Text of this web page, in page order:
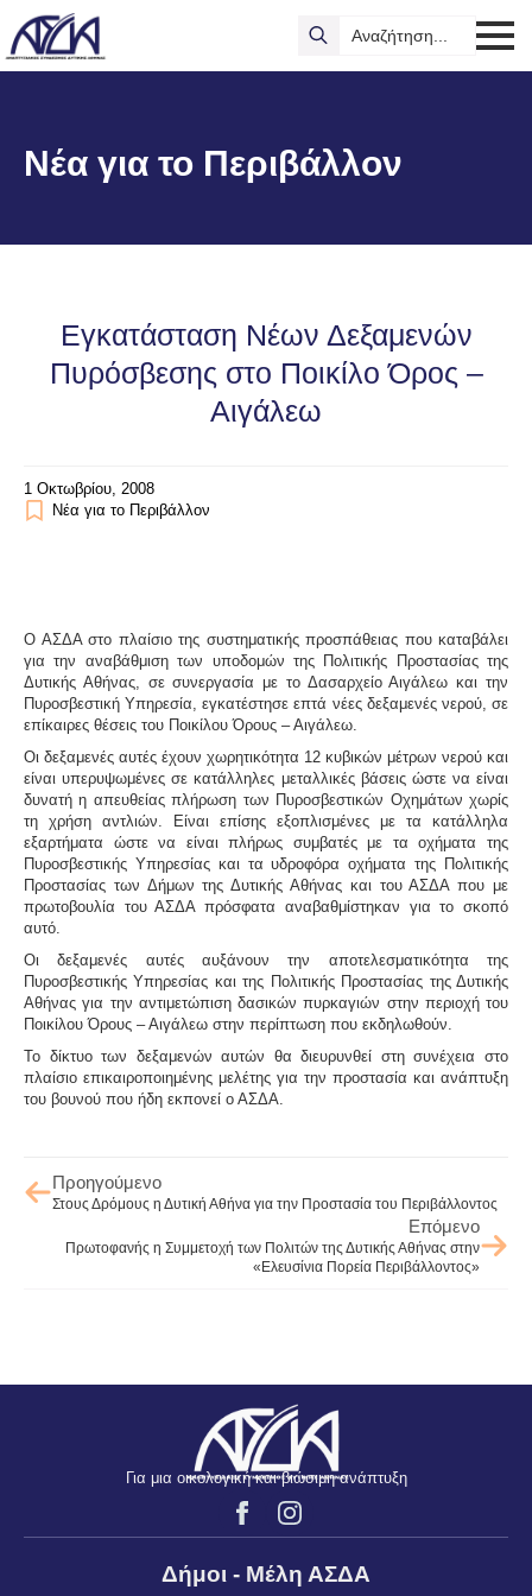
Search
Νέα για το Περιβάλλον
Εγκατάσταση Νέων Δεξαμενών
Πυρόσβεσης στο Ποικίλο Όρος –
Αιγάλεω
1 Οκτωβρίου, 2008
Νέα για το Περιβάλλον
Ο ΑΣΔΑ στο πλαίσιο της συστηματικής προσπάθειας που καταβάλει
για την αναβάθμιση των υποδομών της Πολιτικής Προστασίας της
Δυτικής Αθήνας, σε συνεργασία με το Δασαρχείο Αιγάλεω και την
Πυροσβεστική Υπηρεσία, εγκατέστησε επτά νέες δεξαμενές νερού, σε
επίκαιρες θέσεις του Ποικίλου Όρους – Αιγάλεω.
Οι δεξαμενές αυτές έχουν χωρητικότητα 12 κυβικών μέτρων νερού και
είναι υπερυψωμένες σε κατάλληλες μεταλλικές βάσεις ώστε να είναι
δυνατή η απευθείας πλήρωση των Πυροσβεστικών Οχημάτων χωρίς
τη χρήση αντλιών. Είναι επίσης εξοπλισμένες με τα κατάλληλα
εξαρτήματα ώστε να είναι πλήρως συμβατές με τα οχήματα της
Πυροσβεστικής Υπηρεσίας και τα υδροφόρα οχήματα της Πολιτικής
Προστασίας των Δήμων της Δυτικής Αθήνας και του ΑΣΔΑ που με
πρωτοβουλία του ΑΣΔΑ πρόσφατα αναβαθμίστηκαν για το σκοπό
αυτό.
Οι δεξαμενές αυτές αυξάνουν την αποτελεσματικότητα της
Πυροσβεστικής Υπηρεσίας και της Πολιτικής Προστασίας της Δυτικής
Αθήνας για την αντιμετώπιση δασικών πυρκαγιών στην περιοχή του
Ποικίλου Όρους – Αιγάλεω στην περίπτωση που εκδηλωθούν.
Το δίκτυο των δεξαμενών αυτών θα διευρυνθεί στη συνέχεια στο
πλαίσιο επικαιροποιημένης μελέτης για την προστασία και ανάπτυξη
του βουνού που ήδη εκπονεί ο ΑΣΔΑ.
Προηγούμενο
Στους Δρόμους η Δυτική Αθήνα για την Προστασία του Περιβάλλοντος
Επόμενο
Πρωτοφανής η Συμμετοχή των Πολιτών της Δυτικής Αθήνας στην
«Ελευσίνια Πορεία Περιβάλλοντος»
Για μια οικολογική και βιώσιμη ανάπτυξη
Δήμοι - Μέλη ΑΣΔΑ